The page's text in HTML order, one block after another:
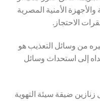
الأمنية المصرية
الاحتجاز.
من وسائل التعذيب هو
إلى استحداث وسائل
ضيقة سيئة التهوية